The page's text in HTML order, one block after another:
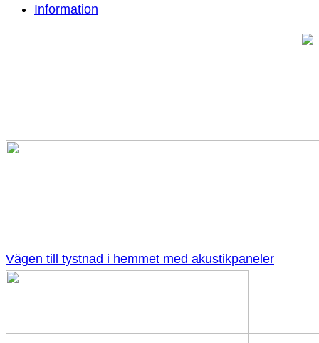
Information
Vägen till tystnad i hemmet med akustikpaneler